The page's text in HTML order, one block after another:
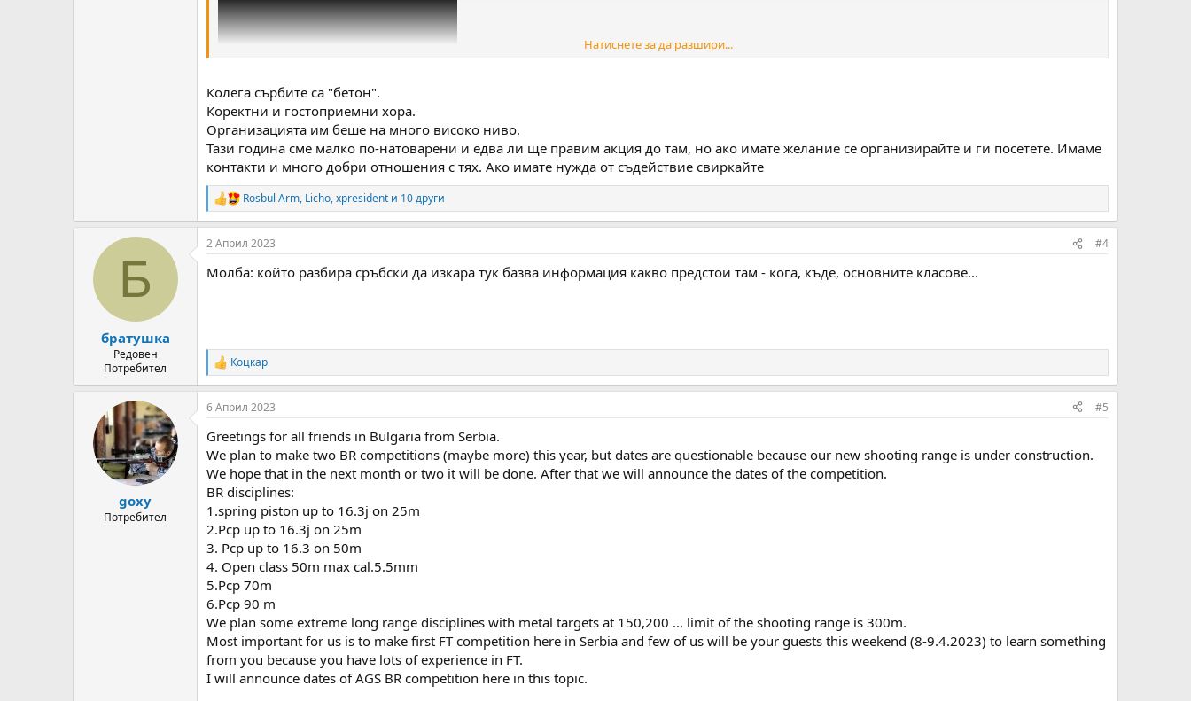
Натиснете за да разшири...
Колега сърбите са "бетон".
Коректни и гостоприемни хора.
Организацията им беше на много високо ниво.
Тази година сме малко по-натоварени и едва ли ще правим акция до там, но ако имате желание се организирайте и ги посетете. Имаме
контакти и много добри отношения с тях. Ако имате нужда от съдействие свиркайте
R
e
a
c
i
Rosbul Arm, Licho,xpresident и 10 други
Б
братушка
Редовен
Потребител
2 Април 2023 #4
Молба: който разбира сръбски да изкара тук базва информация какво предстои там - кога, къде, основните класове...
R
e
a
c
i
o
n
s
:
Коцкар
goxy
Потребител
6 Април 2023 #5
Greetings for all friends in Bulgaria from Serbia.
We plan to make two BR competitions (maybe more) this year, but dates are questionable because our new shooting range is under construction.
We hope that in the next month or two it will be done. After that we will announce the dates of the competition.
BR disciplines:
1.spring piston up to 16.3j on 25m
2.Pcp up to 16.3j on 25m
3. Pcp up to 16.3 on 50m
4. Open class 50m max cal.5.5mm
5.Pcp 70m
6.Pcp 90 m
We plan some extreme long range disciplines with metal targets at 150,200 ... limit of the shooting range is 300m.
Most important for us is to make first FT competition here in Serbia and few of us will be your guests this weekend (8-9.4.2023) to learn something
from you because you have lots of experience in FT.
I will announce dates of AGS BR competition here in this topic.